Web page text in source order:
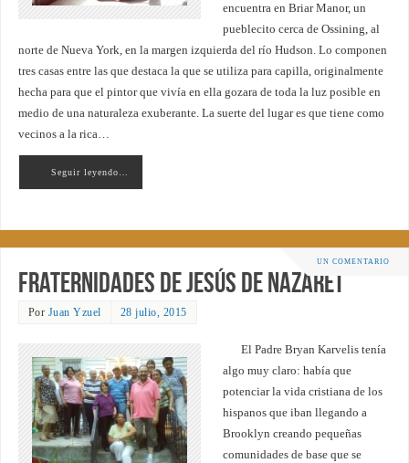
encuentra en Briar Manor, un
pueblecito cerca de Ossining, al
norte de Nueva York, en la margen izquierda del río Hudson. Lo componen
tres casas entre las que destaca la que se utiliza para capilla, originalmente
hecha para que el pintor que vivía en ella gozara de toda la luz posible en
medio de una naturaleza exuberante. La suerte del lugar es que tiene como
vecinos a la rica…
Seguir leyendo…
UN COMENTARIO
Fraternidades de Jesús de Nazaret
Por Juan Yzuel 28 julio, 2015
El Padre Bryan Karvelis tenía
algo muy claro: había que
potenciar la vida cristiana de los
hispanos que iban llegando a
Brooklyn creando pequeñas
comunidades de base que se